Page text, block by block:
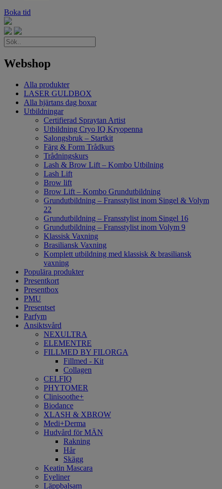
Boka tid
Webshop
Alla produkter
LASER GULDBOX
Alla hjärtans dag boxar
Utbildningar
Certifierad Spraytan Artist
Utbildning Cryo IQ Kryopenna
Salongsbruk – Startkit
Färg & Form Trådkurs
Trådningskurs
Lash & Brow Lift – Kombo Utbilning
Lash Lift
Brow lift
Brow Lift – Kombo Grundutbildning
Grundutbildning – Fransstylist inom Singel & Volym
22
Grundutbildning – Fransstylist inom Singel 16
Grundutbildning – Fransstylist inom Volym 9
Klassisk Vaxning
Brasiliansk Vaxning
Komplett utbildning med klassisk & brasiliansk
vaxning
Populära produkter
Presentkort
Presentbox
PMU
Presentset
Parfym
Ansiktsvård
NEXULTRA
ELEMENTRE
FILLMED BY FILORGA
Fillmed - Kit
Collagen
CELFIQ
PHYTOMER
Clinisoothe+
Biodance
XLASH & XBROW
Medi+Derma
Hudvård för MÄN
Rakning
Hår
Skägg
Keatin Mascara
Eyeliner
Läppbalsam